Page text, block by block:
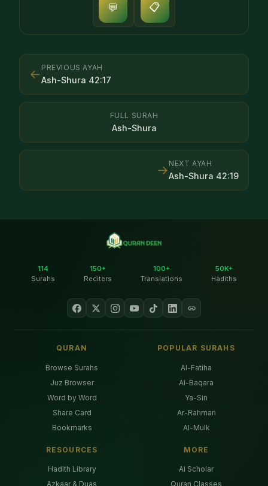
💬 📋
← PREVIOUS AYAH
Ash-Shura 42:17
FULL SURAH
Ash-Shura
NEXT AYAH
Ash-Shura 42:19
→
114
Surahs
150+
Reciters
100+
Translations
50K+
Hadiths
QURAN
Browse Surahs
Juz Browser
Word by Word
Share Card
Bookmarks
POPULAR SURAHS
Al-Fatiha
Al-Baqara
Ya-Sin
Ar-Rahman
Al-Mulk
RESOURCES
Hadith Library
Azkaar & Duas
MORE
AI Scholar
Quran Classes